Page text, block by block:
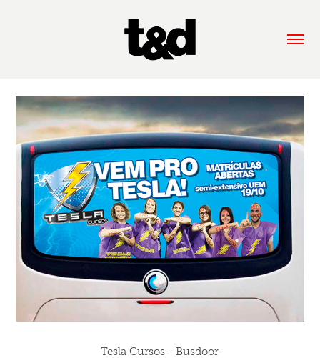
Tesla Cursos - Busdoor